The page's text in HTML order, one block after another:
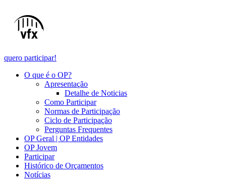
quero participar!
O que é o OP?
Apresentação
Detalhe de Noticias
Como Participar
Normas de Participação
Ciclo de Participação
Perguntas Frequentes
OP Geral | OP Entidades
OP Jovem
Participar
Histórico de Orçamentos
Notícias